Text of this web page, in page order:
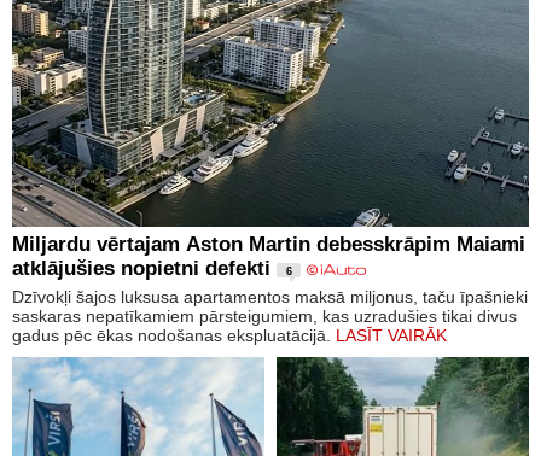
Miljardu vērtajam Aston Martin debesskrāpim Maiami
atklājušies nopietni defekti
6
Dzīvokļi šajos luksusa apartamentos maksā miljonus, taču īpašnieki
saskaras nepatīkamiem pārsteigumiem, kas uzradušies tikai divus
gadus pēc ēkas nodošanas ekspluatācijā. LASĪT VAIRĀK